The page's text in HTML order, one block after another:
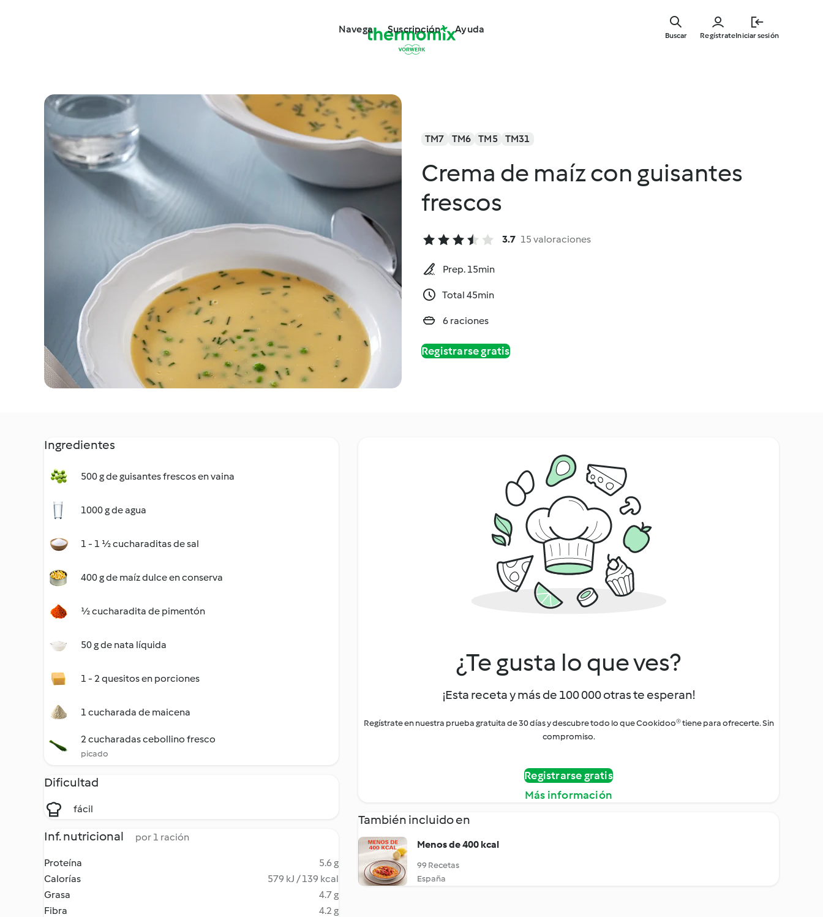
Navega Suscripción Ayuda
RegístrateIniciar sesión
Buscar
TM7 TM6 TM5 TM31
Crema de maíz con guisantes
frescos
3.7 15 valoraciones
Prep. 15min
Total 45min
6 raciones
Registrarse gratis
Ingredientes
500 g de guisantes frescos en vaina
1000 g de agua
1 - 1 ½ cucharaditas de sal
400 g de maíz dulce en conserva
½ cucharadita de pimentón
50 g de nata líquida
1 - 2 quesitos en porciones
1 cucharada de maicena
2 cucharadas cebollino fresco
picado
Dificultad
fácil
Inf. nutricional por 1 ración
Proteína
5.6 g
Calorías
579 kJ / 139 kcal
Grasa
4.7 g
Fibra
4.2 g
¿Te gusta lo que ves?
¡Esta receta y más de 100 000 otras te esperan!
Regístrate en nuestra prueba gratuita de 30 días y descubre todo lo que Cookidoo® tiene para ofrecerte. Sin
compromiso.
Registrarse gratis
Más información
También incluido en
Menos de 400 kcal
99 Recetas
España